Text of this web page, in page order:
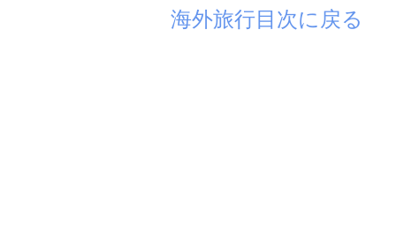
海外旅行目次に戻る